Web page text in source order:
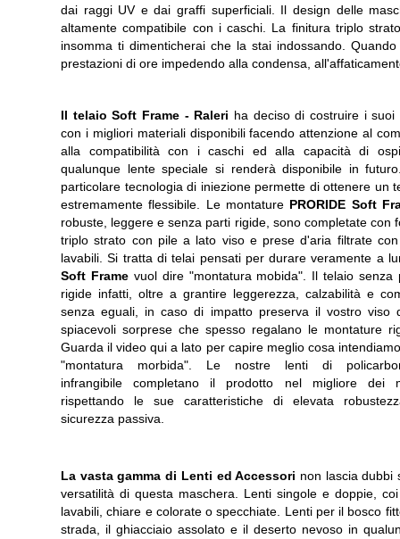
dai raggi UV e dai graffi superficiali. Il design delle
altamente compatibile con i caschi. La finitura triplo
insomma ti dimenticherai che la stai indossando.
prestazioni di ore impedendo alla condensa,
Il telaio Soft Frame - Raleri ha deciso di costruire i suoi
con i migliori materiali disponibili facendo attenzione al
alla compatibilità con i caschi ed alla capacità di
qualunque lente speciale si renderà disponibile in
particolare tecnologia di iniezione permette di ottenere un
estremamente flessibile. Le montature PRORIDE Soft
robuste, leggere e senza parti rigide, sono completate con
triplo strato con pile a lato viso e prese d'aria filtrate
lavabili. Si tratta di telai pensati per durare veramente a
Soft Framevuol dire "montatura mobida". Il telaio senza
rigide infatti, oltre a grantire leggerezza, calzabilità e
senza eguali, in caso di impatto preserva il vostro viso
spiacevoli sorprese che spesso regalano le montature
Guarda il video qui a lato per capire meglio cosa
"montatura morbida". Le nostre lenti di
infrangibile completano il prodotto nel migliore dei
rispettando le sue caratteristiche di elevata
sicurezza passiva.
La vasta gamma di Lenti ed Accessori non lascia dubbi
versatilità di questa maschera. Lenti singole e doppie,
lavabili, chiare e colorate o specchiate. Lenti per il bosco
strada, il ghiacciaio assolato e il deserto nevoso in